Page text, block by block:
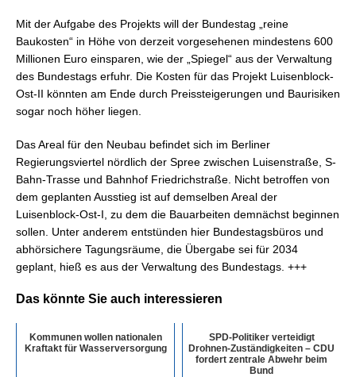
Mit der Aufgabe des Projekts will der Bundestag „reine
Baukosten“ in Höhe von derzeit vorgesehenen mindestens 600
Millionen Euro einsparen, wie der „Spiegel“ aus der Verwaltung
des Bundestags erfuhr. Die Kosten für das Projekt Luisenblock-
Ost-II könnten am Ende durch Preissteigerungen und Baurisiken
sogar noch höher liegen.
Das Areal für den Neubau befindet sich im Berliner
Regierungsviertel nördlich der Spree zwischen Luisenstraße, S-
Bahn-Trasse und Bahnhof Friedrichstraße. Nicht betroffen von
dem geplanten Ausstieg ist auf demselben Areal der
Luisenblock-Ost-I, zu dem die Bauarbeiten demnächst beginnen
sollen. Unter anderem entstünden hier Bundestagsbüros und
abhörsichere Tagungsräume, die Übergabe sei für 2034
geplant, hieß es aus der Verwaltung des Bundestags. +++
Das könnte Sie auch interessieren
Kommunen wollen nationalen
Kraftakt für Wasserversorgung
SPD-Politiker verteidigt
Drohnen-Zuständigkeiten – CDU
fordert zentrale Abwehr beim
Bund